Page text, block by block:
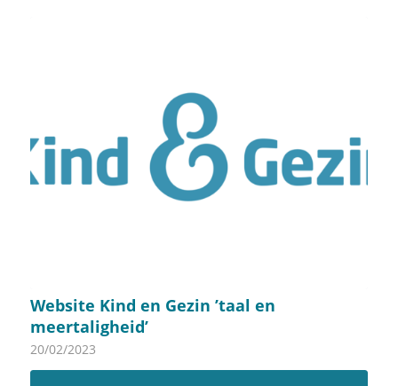
Website Kind en Gezin ’taal en
meertaligheid’
20/02/2023